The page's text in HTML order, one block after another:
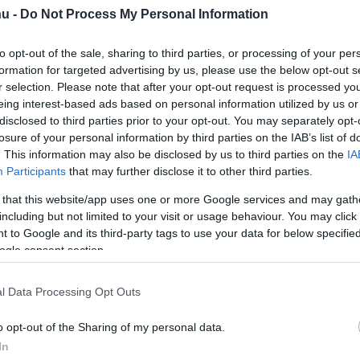
- Do Not Process My Personal Information
opt-out of the sale, sharing to third parties, or processing of your
for targeted advertising by us, please use the below opt-out
selection. Please note that after your opt-out request is processed
interest-based ads based on personal information utilized by us
to third parties prior to your opt-out. You may separately
of your personal information by third parties on the IAB’s list of
This information may also be disclosed by us to third parties on the
Participants that may further disclose it to other third parties.
that this website/app uses one or more Google services and may
but not limited to your visit or usage behaviour. You may
to Google and its third-party tags to use your data for below
consent section.
Data Processing Opt Outs
opt-out of the Sharing of my personal data.
X Pinterest WhatsApp
autókról szóló elképzelést a Forma–1-ben,
F1-es csapatának korábbi vezérigazgatója
is Max Verstappen nyerne, és még jobban
köszönhető a Red Bullnak, és mennyiben a
felteszik, és sokan vitatkoznak róla, de
Vettel és Lewis Hamilton nevét is be lehetne
nézzük.